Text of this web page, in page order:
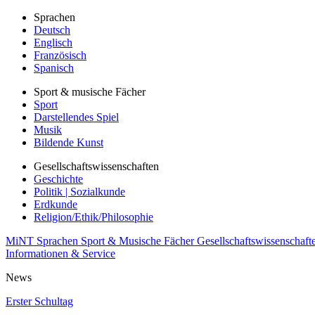
Sprachen
Deutsch
Englisch
Französisch
Spanisch
Sport & musische Fächer
Sport
Darstellendes Spiel
Musik
Bildende Kunst
Gesellschaftswissenschaften
Geschichte
Politik | Sozialkunde
Erdkunde
Religion/Ethik/Philosophie
MiNT Sprachen Sport & Musische Fächer
Informationen & Service
News
Erster Schultag